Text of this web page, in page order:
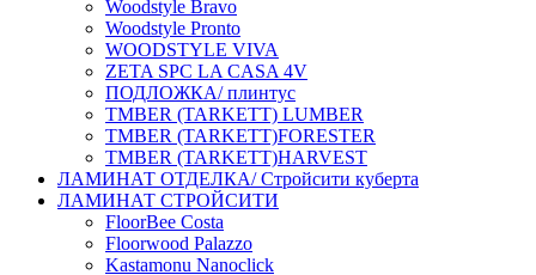
Woodstyle Bravo
Woodstyle Pronto
WOODSTYLE VIVA
ZETA SPC LA CASA 4V
ПОДЛОЖКА/ плинтус
ТMBER (TARKETT) LUMBER
ТMBER (TARKETT)FORESTER
ТMBER (TARKETT)HARVEST
ЛАМИНАТ ОТДЕЛКА/ Стройсити куберта
ЛАМИНАТ СТРОЙСИТИ
FloorBee Costa
Floorwood Palazzo
Kastamonu Nanoclick